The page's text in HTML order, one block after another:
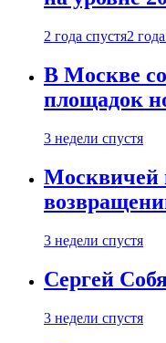
2 года спустя2
В Москве
площадок
3 недели спустя
Москвичей
3 недели спустя
Сергей
3 недели спустя